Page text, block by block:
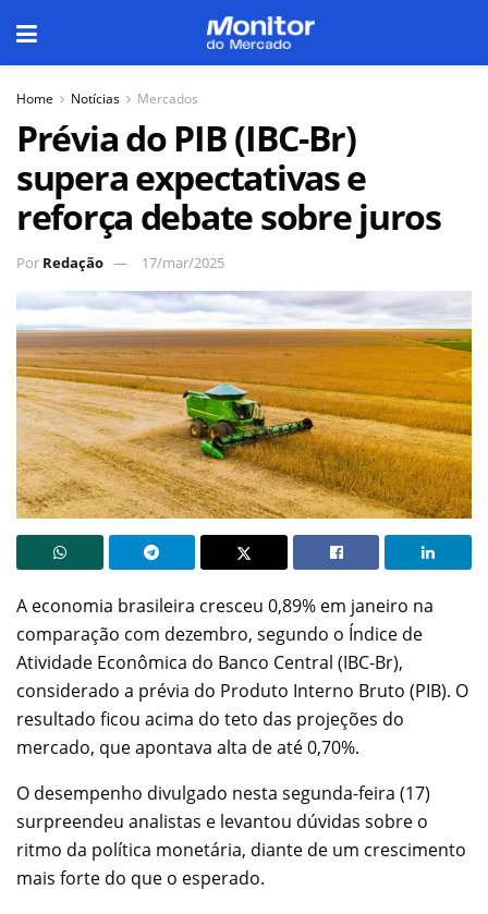
Home Notícias Mercados
Prévia do PIB (IBC-Br)
supera expectativas e
reforça debate sobre juros
Por Redação 17/mar/2025
A economia brasileira cresceu 0,89% em janeiro na
comparação com dezembro, segundo o Índice de
Atividade Econômica do Banco Central (IBC-Br),
considerado a prévia do Produto Interno Bruto (PIB). O
resultado ficou acima do teto das projeções do
mercado, que apontava alta de até 0,70%.
O desempenho divulgado nesta segunda-feira (17)
surpreendeu analistas e levantou dúvidas sobre o
ritmo da política monetária, diante de um crescimento
mais forte do que o esperado.